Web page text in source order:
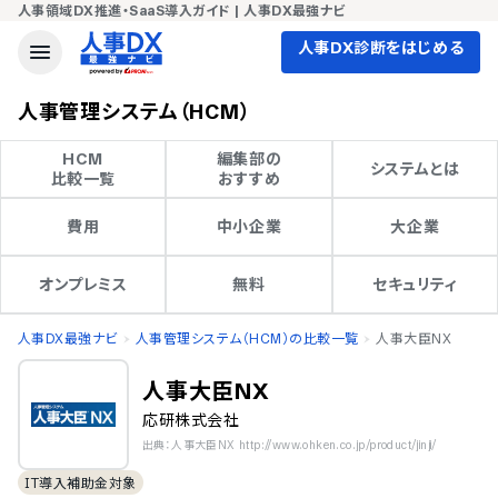
人事領域DX推進・SaaS導入ガイド | 人事DX最強ナビ
人事DX診断をはじめる
人事管理システム（HCM）
HCM
比較一覧
編集部の
おすすめ
システムとは
費用 中小企業 大企業
オンプレミス 無料 セキュリティ
人事DX最強ナビ 人事管理システム（HCM）の比較一覧 人事大臣NX
人事大臣NX
応研株式会社
出典：人事大臣NX http://www.ohken.co.jp/product/jinji/
IT導入補助金対象